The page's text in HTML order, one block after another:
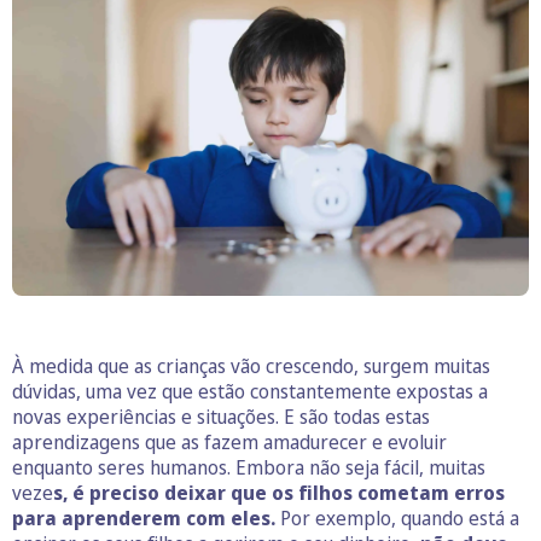
À medida que as crianças vão crescendo, surgem muitas
dúvidas, uma vez que estão constantemente expostas a
novas experiências e situações. E são todas estas
aprendizagens que as fazem amadurecer e evoluir
enquanto seres humanos. Embora não seja fácil, muitas
vezes, é preciso deixar que os filhos cometam erros
para aprenderem com eles. Por exemplo, quando está a